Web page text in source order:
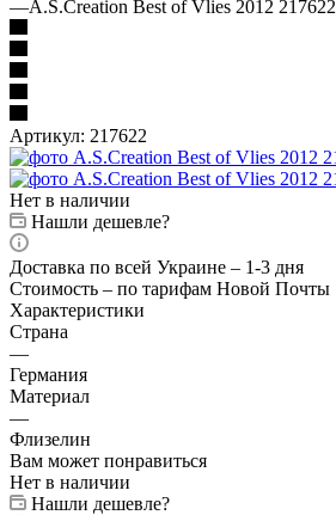
—A.S.Creation Best of Vlies 2012 217622
Артикул: 217622
Нет в наличии
Нашли дешевле?
Доставка по всей Украине – 1-3 дня
Стоимость – по тарифам Новой Почты
Характеристики
Страна
—
Германия
Материал
—
Флизелин
Вам может понравиться
Нет в наличии
Нашли дешевле?